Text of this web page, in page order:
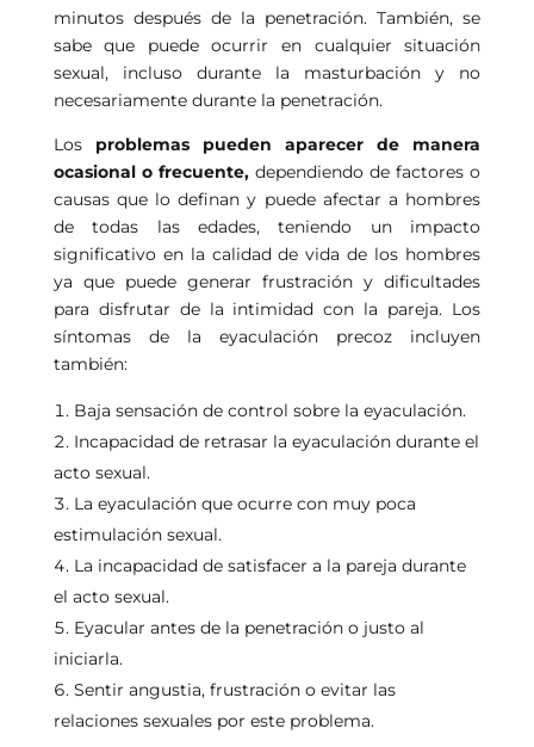
minutos después de la penetración. También, se
sabe que puede ocurrir en cualquier situación
sexual, incluso durante la masturbación y no
necesariamente durante la penetración.
Los problemas pueden aparecer de manera
ocasional o frecuente,dependiendo de factores o
causas que lo definan y puede afectar a hombres
de todas las edades, teniendo un impacto
significativo en la calidad de vida de los hombres
ya que puede generar frustración y dificultades
para disfrutar de la intimidad con la pareja. Los
síntomas de la eyaculación precoz incluyen
también:
Baja sensación de control sobre la eyaculación.
Incapacidad de retrasar la eyaculación durante el
acto sexual.
La eyaculación que ocurre con muy poca
estimulación sexual.
La incapacidad de satisfacer a la pareja durante
el acto sexual.
Eyacular antes de la penetración o justo al
iniciarla.
Sentir angustia, frustración o evitar las
relaciones sexuales por este problema.